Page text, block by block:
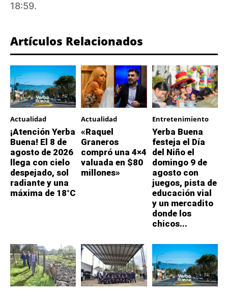
18:59.
Artículos Relacionados
Actualidad
¡Atención Yerba
Buena! El 8 de
agosto de 2026
llega con cielo
despejado, sol
radiante y una
máxima de 18°C
Actualidad
«Raquel
Graneros
compró una 4×4
valuada en $80
millones»
Entretenimiento
Yerba Buena
festeja el Día
del Niño el
domingo 9 de
agosto con
juegos, pista de
educación vial
y un mercadito
donde los
chicos...